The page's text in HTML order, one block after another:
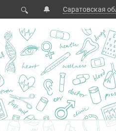
🔍 🔔 Саратовская